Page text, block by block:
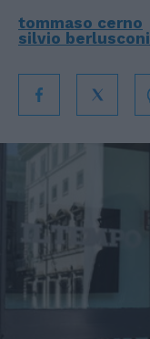
tommaso cerno
silvio berlusconi